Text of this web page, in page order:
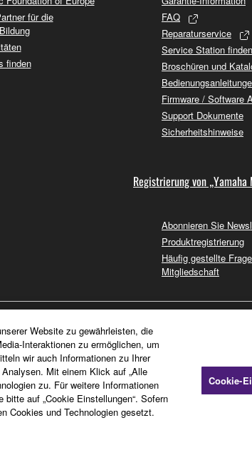
für die
finden
FAQ
Reparaturservice
Service Station finden
Broschüren und
Firmware / Software
Support Dokumente
Sicherheitshinweise
Registrierung von „Yamaha
Abonnieren Sie
Produktregistrierung
Häufig gestellte
Mitgliedschaft
Website zu gewährleisten, die
Interaktionen zu ermöglichen, um
wir auch Informationen zu Ihrer
Mit einem Klick auf „Alle
zu. Für weitere Informationen
auf „Cookie Einstellungen“. Sofern
Cookies und Technologien gesetzt.
Cookie-